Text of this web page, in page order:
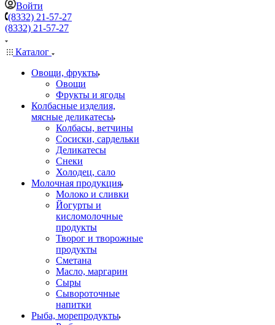
Войти
(8332) 21-57-27
(8332) 21-57-27
Каталог
Овощи, фрукты
Овощи
Фрукты и ягоды
Колбасные изделия,
мясные деликатесы
Колбасы, ветчины
Сосиски, сардельки
Деликатесы
Снеки
Холодец, сало
Молочная продукция
Молоко и сливки
Йогурты и
кисломолочные
продукты
Творог и творожные
продукты
Сметана
Масло, маргарин
Сыры
Сывороточные
напитки
Рыба, морепродукты